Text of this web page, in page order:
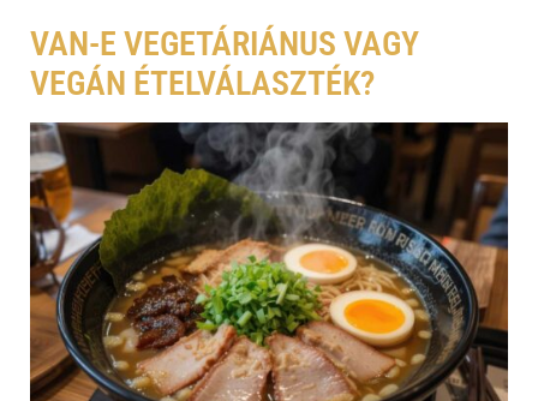
VAN-E VEGETÁRIÁNUS VAGY
VEGÁN ÉTELVÁLASZTÉK?